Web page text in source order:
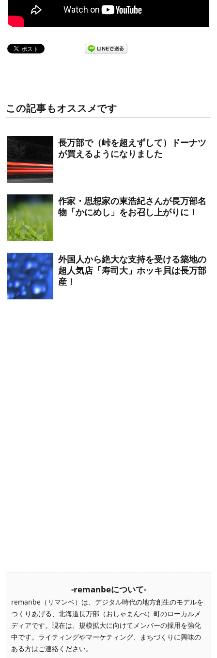
この記事もオススメです
長万部で（峠を超えずして）ドーナツ
が買えるようになりました
作家・思想家の東浩紀さんが長万部名
物「かにめし」をお召し上がりに！
外国人から絶大な支持を受ける築地の
超人気店「寿司大」ホッキ貝は長万部
産！
-remanbeについて-
remanbe（リマンベ）は、デジタル時代の地方創生のモデルを
つくりあげる、北海道長万部（おしゃまんべ）町のローカルメ
ディアです。現在は、規模拡大に向けてメンバーの採用を強化
中です。ライティングやマーケティング、まちづくりに興味の
ある方はご連絡ください。